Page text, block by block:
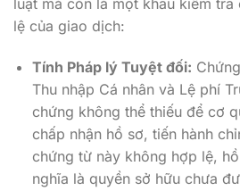
luật mà còn là một khâu kiểm
lệ của giao dịch:
Tính Pháp lý Tuyệt đối:
Thu nhập Cá nhân và Lệ phí
chứng không thể thiếu để cơ
chấp nhận hồ sơ, tiến hành
chứng từ này không hợp lệ,
nghĩa là quyền sở hữu chưa